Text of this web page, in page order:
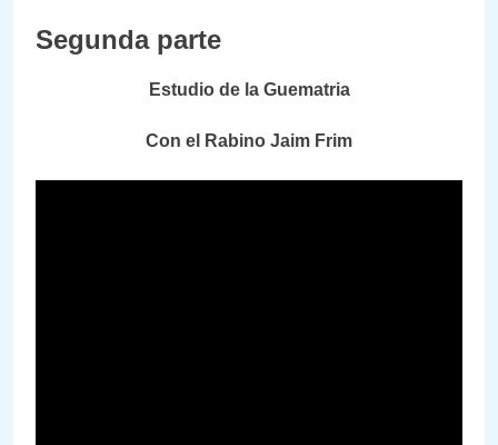
Segunda parte
Estudio de la Guematria
Con el Rabino Jaim Frim